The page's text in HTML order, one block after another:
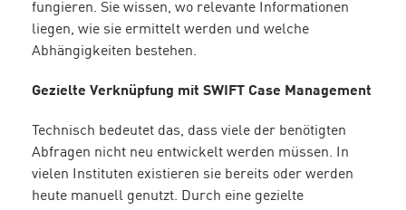
fungieren. Sie wissen, wo relevante Informationen
liegen, wie sie ermittelt werden und welche
Abhängigkeiten bestehen.
Gezielte Verknüpfung mit SWIFT Case Management
Technisch bedeutet das, dass viele der benötigten
Abfragen nicht neu entwickelt werden müssen. In
vielen Instituten existieren sie bereits oder werden
heute manuell genutzt. Durch eine gezielte